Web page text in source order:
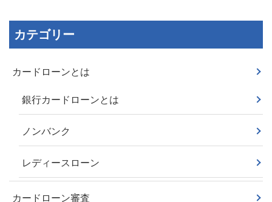
カテゴリー
カードローンとは
銀行カードローンとは
ノンバンク
レディースローン
カードローン審査